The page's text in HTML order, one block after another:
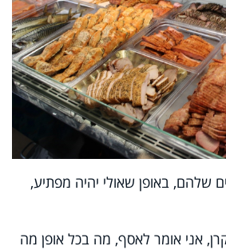
שלהם, באופן שאולי יהיה מפתיע,
אני אומר לאסף, מה בכל אופן מה